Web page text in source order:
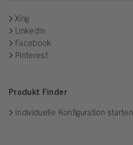
Xing
LinkedIn
Facebook
Pinterest
Produkt Finder
Individuelle Konfiguration starten